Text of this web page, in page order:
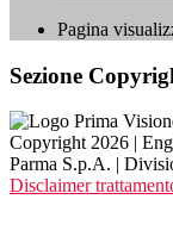
Pagina
Sezione
Copyright 2026 |
Parma S.p.A. |
Disclaimer